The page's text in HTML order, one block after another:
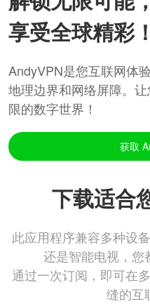
享受全球精彩！
AndyVPN是您互联网体
地理边界和网络屏障。
限的数字世界！
获取
下载适合
此应用程序兼容多种设
还是智能电视，您
通过一次订阅，即可在
缝的互